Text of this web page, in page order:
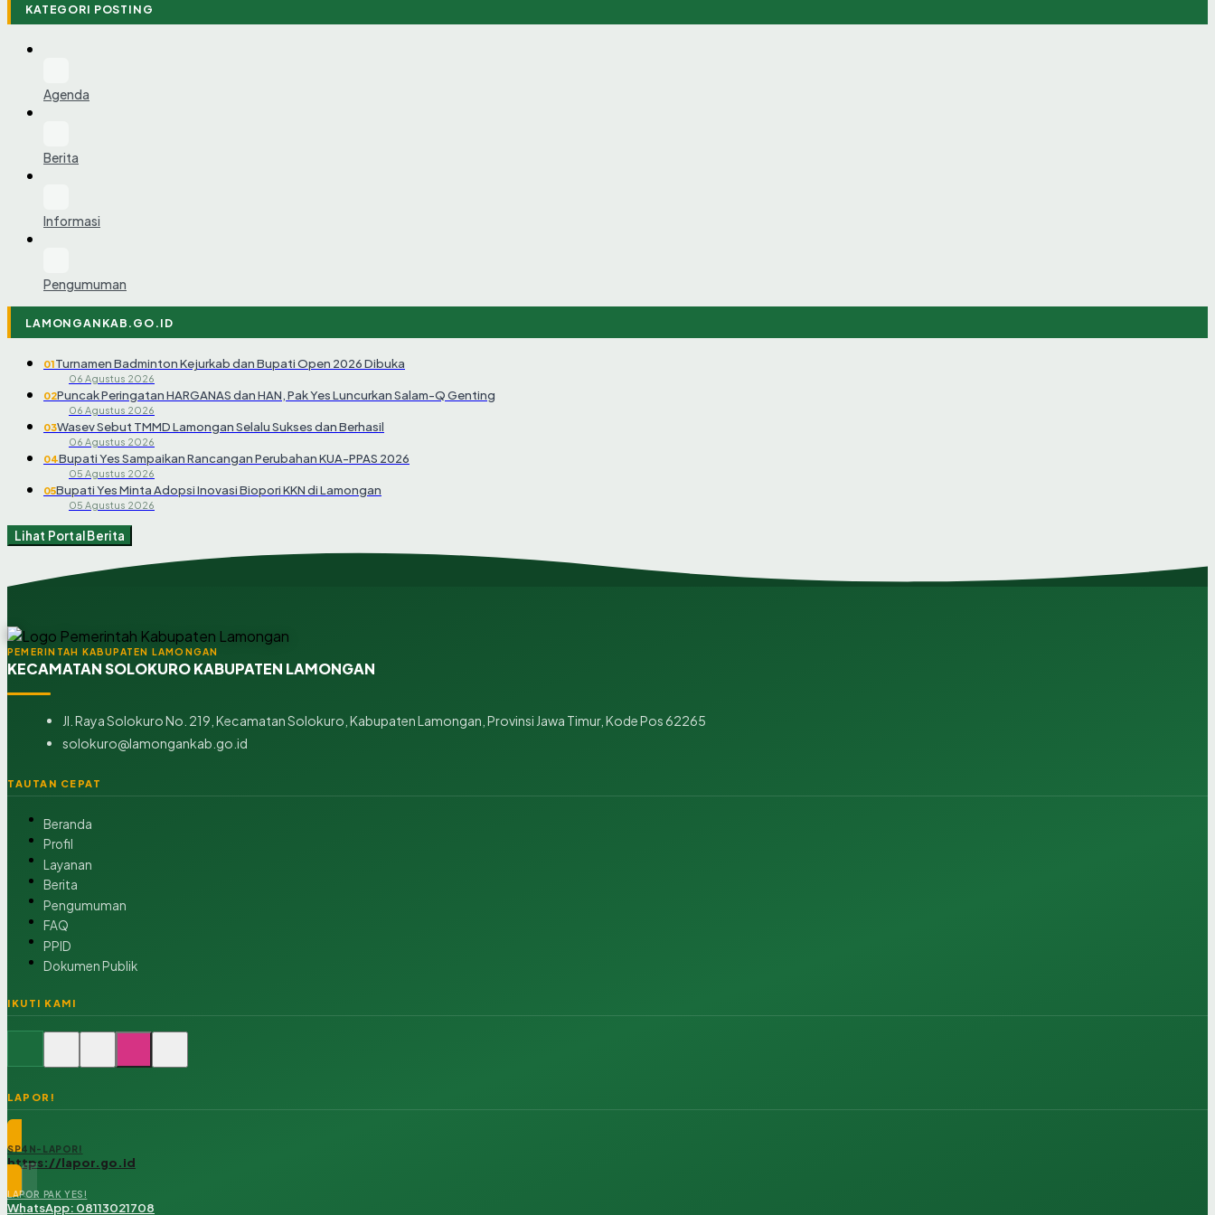
KATEGORI POSTING
Agenda
Berita
Informasi
Pengumuman
LAMONGANKAB.GO.ID
01Turnamen Badminton Kejurkab dan Bupati Open 2026 Dibuka
06 Agustus 2026
02Puncak Peringatan HARGANAS dan HAN, Pak Yes Luncurkan Salam-Q Genting
06 Agustus 2026
03Wasev Sebut TMMD Lamongan Selalu Sukses dan Berhasil
06 Agustus 2026
04Bupati Yes Sampaikan Rancangan Perubahan KUA-PPAS 2026
05 Agustus 2026
05Bupati Yes Minta Adopsi Inovasi Biopori KKN di Lamongan
05 Agustus 2026
Lihat Portal Berita
PEMERINTAH KABUPATEN LAMONGAN
KECAMATAN SOLOKURO KABUPATEN LAMONGAN
Jl. Raya Solokuro No. 219, Kecamatan Solokuro, Kabupaten Lamongan, Provinsi Jawa Timur, Kode Pos 62265
solokuro@lamongankab.go.id
TAUTAN CEPAT
Beranda
Profil
Layanan
Berita
Pengumuman
FAQ
PPID
Dokumen Publik
IKUTI KAMI
LAPOR!
SP4N-LAPOR!
https://lapor.go.id
LAPOR PAK YES!
WhatsApp: 08113021708